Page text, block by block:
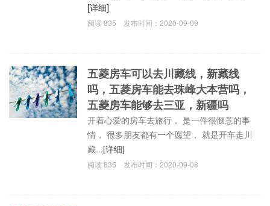
[详细]
阅读835 发布时间：2020-09-09
五菱房车可以去川藏线，新藏线
吗，五菱房车能去珠峰大本营吗，
五菱房车能够去三亚，新疆吗
开着心爱的房车去旅行， 是一件很惬意的事
情， 很多朋友都有一个愿望， 就是开车走川
藏...[详细]
阅读835 发布时间：2020-09-08